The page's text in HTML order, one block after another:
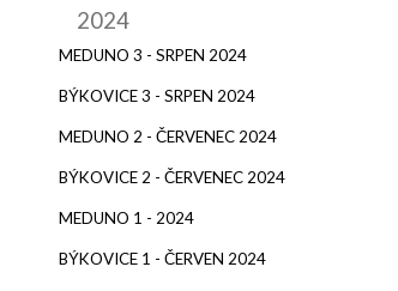
2024
MEDUNO 3 - SRPEN 2024
BÝKOVICE 3 - SRPEN 2024
MEDUNO 2 - ČERVENEC 2024
BÝKOVICE 2 - ČERVENEC 2024
MEDUNO 1 - 2024
BÝKOVICE 1 - ČERVEN 2024